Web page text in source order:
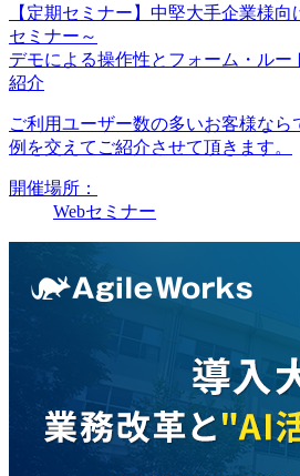
【定期セミナー】中堅大手企業様向
セミナー～
デモによる操作性とフォーム・ル
紹介
ご利用ユーザー数の多いお客様な
例を交えてご紹介させて頂きます。
開催場所：
Webセミナー